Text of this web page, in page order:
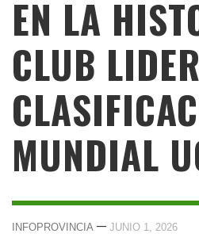
EN LA
CLUB
MUNDIAL
INFOPROVINCIA — JUNIO 1, 2026